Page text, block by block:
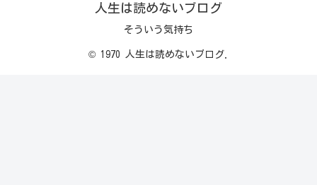
人生は読めないブログ
そういう気持ち
© 1970 人生は読めないブログ.